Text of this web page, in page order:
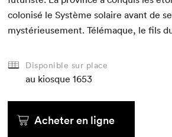
colonisé le Sys­tème solaire avant de
mys­térieuse­ment. Télé­maque, le fils
Disponible sur place
au kiosque 1653
Acheter en ligne